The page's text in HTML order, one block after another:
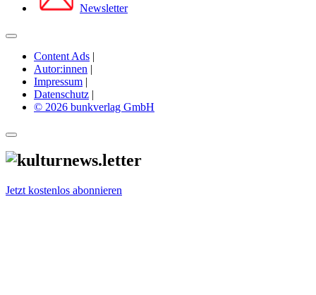
Newsletter
Content Ads |
Autor:innen |
Impressum |
Datenschutz |
© 2026 bunkverlag GmbH
Jetzt kostenlos abonnieren